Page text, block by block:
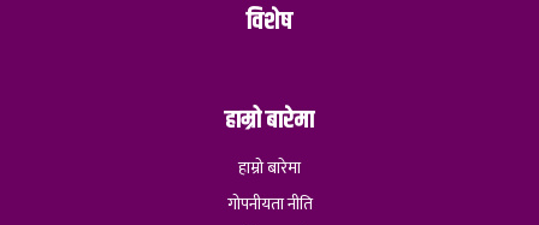
विशेष
हाम्रो बारेमा
हाम्रो बारेमा
गोपनीयता नीति